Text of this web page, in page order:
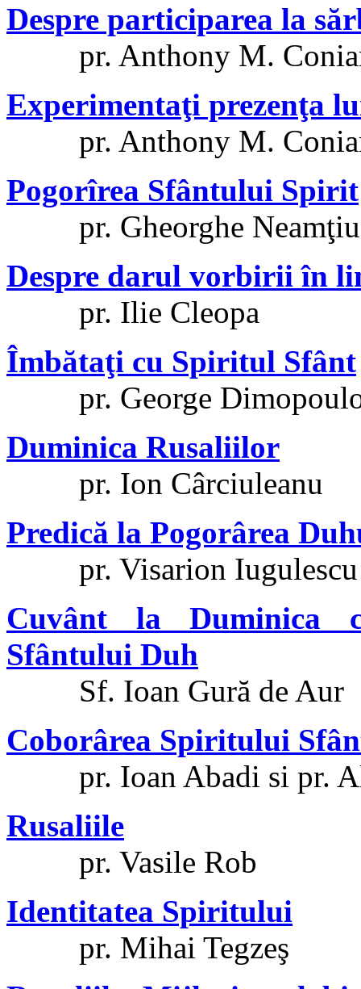
Despre participarea la
pr. Anthony M.
Experimentaţi prezenţa
pr. Anthony M.
Pogorîrea Sfântului Spirit
pr. Gheorghe Neamţiu
Despre darul vorbirii în
pr. Ilie Cleopa
Îmbătaţi cu Spiritul Sfânt
pr. George
Duminica Rusaliilor
pr. Ion Cârciuleanu
Predică la Pogorârea
pr. Visarion Iugulescu
Cuvânt la Duminica
Sfântului Duh
Sf. Ioan Gură de Aur
Coborârea Spiritului
pr. Ioan Abadi si pr.
Rusaliile
pr. Vasile Rob
Identitatea Spiritului
pr. Mihai Tegzeş